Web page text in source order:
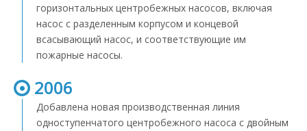
горизонтальных центробежных насосов, включая
насос с разделенным корпусом и концевой
всасывающий насос, и соответствующие им
пожарные насосы.
2006
Добавлена ​​новая производственная линия
одноступенчатого центробежного насоса с двойным